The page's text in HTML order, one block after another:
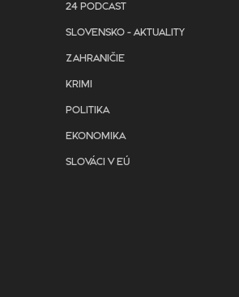
24 PODCAST
SLOVENSKO - AKTUALITY
ZAHRANIČIE
KRIMI
POLITIKA
EKONOMIKA
SLOVÁCI V EÚ